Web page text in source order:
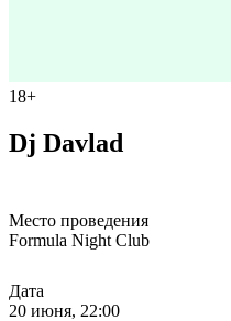
18+
Dj Davlad
Место проведения
Formula Night Club
Дата
20 июня, 22:00